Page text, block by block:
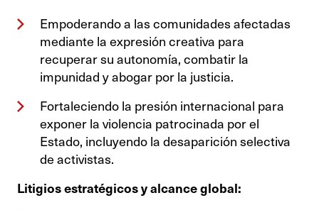
Empoderando a las comunidades afectadas
mediante la expresión creativa para
recuperar su autonomía, combatir la
impunidad y abogar por la justicia.
Fortaleciendo la presión internacional para
exponer la violencia patrocinada por el
Estado, incluyendo la desaparición selectiva
de activistas.
Litigios estratégicos y alcance global: